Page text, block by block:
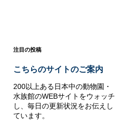
注目の投稿
こちらのサイトのご案内
200以上ある日本中の動物園・
水族館のWEBサイトをウォッチ
し、毎日の更新状況をお伝えし
ています。